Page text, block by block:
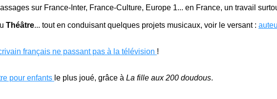
sur France-Inter, France-Culture, Europe 1... en France, un travail
Théâtre... tout en conduisant quelques projets musicaux, voir le versant :
français ne passant pas à la télévision !
pour enfants le plus joué, grâce à La fille aux 200 doudous.